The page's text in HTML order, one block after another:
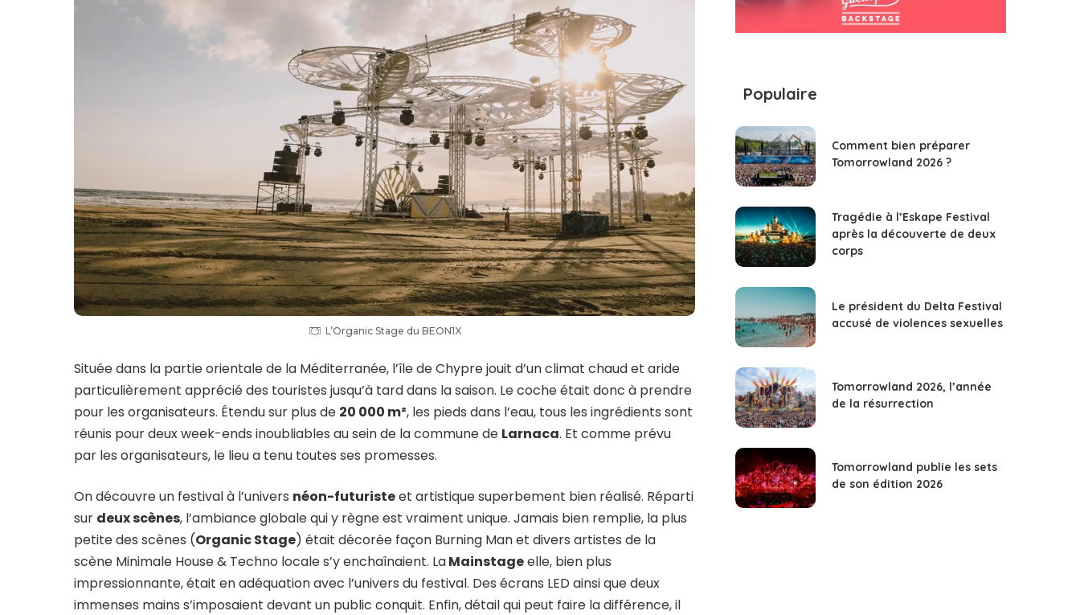
L’Organic Stage du BEON1X
Située dans la partie orientale de la Méditerranée, l’île de Chypre jouit d’un climat chaud et aride
particulièrement apprécié des touristes jusqu’à tard dans la saison. Le coche était donc à prendre
pour les organisateurs. Étendu sur plus de 20 000 m², les pieds dans l’eau, tous les ingrédients sont
réunis pour deux week-ends inoubliables au sein de la commune de Larnaca. Et comme prévu
par les organisateurs, le lieu a tenu toutes ses promesses.
On découvre un festival à l’univers néon-futuristeet artistique superbement bien réalisé. Réparti
sur deux scènes, l’ambiance globale qui y règne est vraiment unique. Jamais bien remplie, la plus
petite des scènes (Organic Stage) était décorée façon Burning Man et divers artistes de la
scène Minimale House & Techno locale s’y enchaînaient. LaMainstageelle, bien plus
impressionnante, était en adéquation avec l’univers du festival. Des écrans LED ainsi que deux
immenses mains s’imposaient devant un public conquit. Enfin, détail qui peut faire la différence, il
Populaire
Comment bien préparer
Tomorrowland 2026 ?
Tragédie à l’Eskape Festival
après la découverte de deux
corps
Le président du Delta Festival
accusé de violences sexuelles
Tomorrowland 2026, l’année
de la résurrection
Tomorrowland publie les sets
de son édition 2026